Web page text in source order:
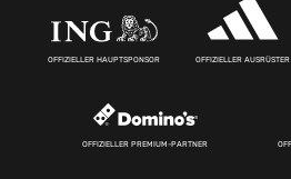
OFFIZIELLER HAUPTSPONSOR OFFIZIELLER AUSRÜSTER
OFFIZIELLER PREMIUM-PARTNER